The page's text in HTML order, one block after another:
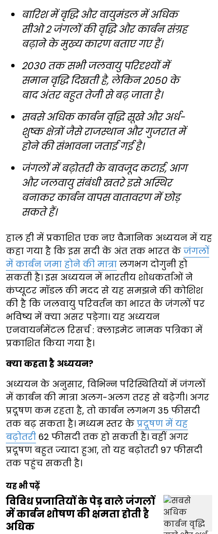
बारिश में वृद्धि और वायुमंडल में अधिक
सीओ 2 जंगलों की वृद्धि और कार्बन संग्रह
बढ़ाने के मुख्य कारण बताए गए हैं।
2030 तक सभी जलवायु परिदृश्यों में
समान वृद्धि दिखती है, लेकिन 2050 के
बाद अंतर बहुत तेजी से बढ़ जाता है।
सबसे अधिक कार्बन वृद्धि सूखे और अर्ध-
शुष्क क्षेत्रों जैसे राजस्थान और गुजरात में
होने की संभावना जताई गई है।
जंगलों में बढ़ोतरी के बावजूद कटाई, आग
और जलवायु संबंधी खतरे इसे अस्थिर
बनाकर कार्बन वापस वातावरण में छोड़
सकते हैं।
हाल ही में प्रकाशित एक नए वैज्ञानिक अध्ययन में यह
कहा गया है कि इस सदी के अंत तक भारत के जंगलों
में कार्बन जमा होने की मात्रा लगभग दोगुनी हो
सकती है। इस अध्ययन में भारतीय शोधकर्ताओं ने
कंप्यूटर मॉडल की मदद से यह समझने की कोशिश
की है कि जलवायु परिवर्तन का भारत के जंगलों पर
भविष्य में क्या असर पड़ेगा। यह अध्ययन
एनवायर्नमेंटल रिसर्च : क्लाइमेट नामक पत्रिका में
प्रकाशित किया गया है।
क्या कहता है अध्ययन?
अध्ययन के अनुसार, विभिन्न परिस्थितियों में जंगलों
में कार्बन की मात्रा अलग-अलग तरह से बढ़ेगी। अगर
प्रदूषण कम रहता है, तो कार्बन लगभग 35 फीसदी
तक बढ़ सकता है। मध्यम स्तर के प्रदूषण में यह
बढ़ोतरी 62 फीसदी तक हो सकती है। वहीं अगर
प्रदूषण बहुत ज्यादा हुआ, तो यह बढ़ोतरी 97 फीसदी
तक पहुंच सकती है।
यह भी पढ़ें
विविध प्रजातियों के पेड़ वाले जंगलों
में कार्बन शोषण की क्षमता होती है
अधिक